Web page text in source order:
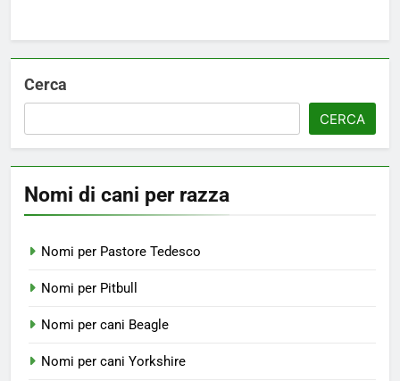
Cerca
CERCA
Nomi di cani per razza
Nomi per Pastore Tedesco
Nomi per Pitbull
Nomi per cani Beagle
Nomi per cani Yorkshire